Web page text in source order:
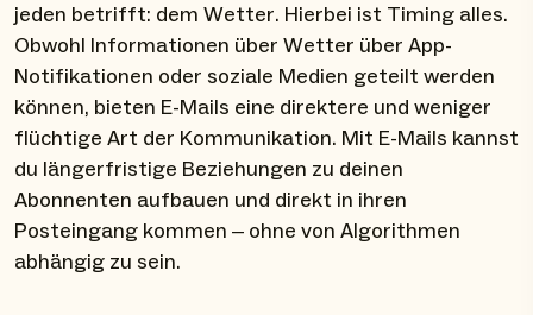
jeden betrifft: dem Wetter. Hierbei ist Timing alles.
Obwohl Informationen über Wetter über App-
Notifikationen oder soziale Medien geteilt werden
können, bieten E-Mails eine direktere und weniger
flüchtige Art der Kommunikation. Mit E-Mails kannst
du längerfristige Beziehungen zu deinen
Abonnenten aufbauen und direkt in ihren
Posteingang kommen – ohne von Algorithmen
abhängig zu sein.